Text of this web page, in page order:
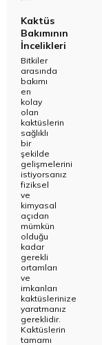
Kaktüs
Bakımının
İncelikleri
Bitkiler
arasında
bakımı
en
kolay
olan
kaktüslerin
sağlıklı
bir
şekilde
gelişmelerini
istiyorsanız
fiziksel
ve
kimyasal
açıdan
mümkün
olduğu
kadar
gerekli
ortamları
ve
imkanları
kaktüslerinize
yaratmanız
gereklidir.
Kaktüslerin
tamamı